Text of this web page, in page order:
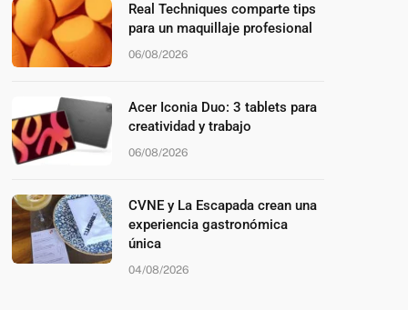
Real Techniques comparte tips
para un maquillaje profesional
06/08/2026
Acer Iconia Duo: 3 tablets para
creatividad y trabajo
06/08/2026
CVNE y La Escapada crean una
experiencia gastronómica
única
04/08/2026